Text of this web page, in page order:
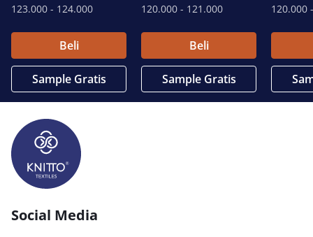
123.000 - 124.000
Beli
Sample Gratis
120.000 - 121.000
Beli
Sample Gratis
120.000
Social Media